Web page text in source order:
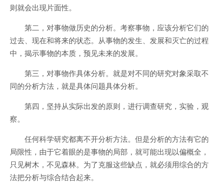
则就会出现片面性。
第二，对事物做历史的分析。考察事物，应该分析它们的
过去、现在和将来的状态。从事物的发生、发展和灭亡的过程
中，揭示事物的本质，预见未来的发展。
第三，对事物作具体分析。就是对不同的研究对象采取不
同的分析方法，就是具体问题具体分析。
第四，坚持从实际出发的原则，进行调查研究，实验，观
察。
任何科学研究都离不开分析方法。但是分析的方法有它的
局限性，由于它着眼的是事物的局部，就可能出现以偏概全，
只见树木，不见森林。为了克服这些缺点，就必须用综合的方
法把分析与综合结合起来。